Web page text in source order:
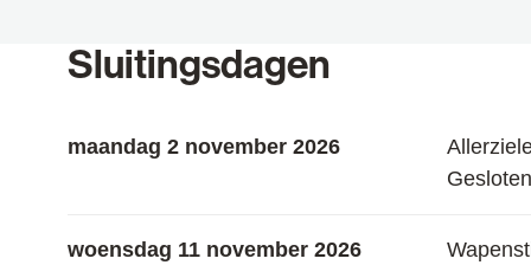
Sluitingsdagen
maandag 2 november 2026
Gesloten
woensdag 11 november 2026